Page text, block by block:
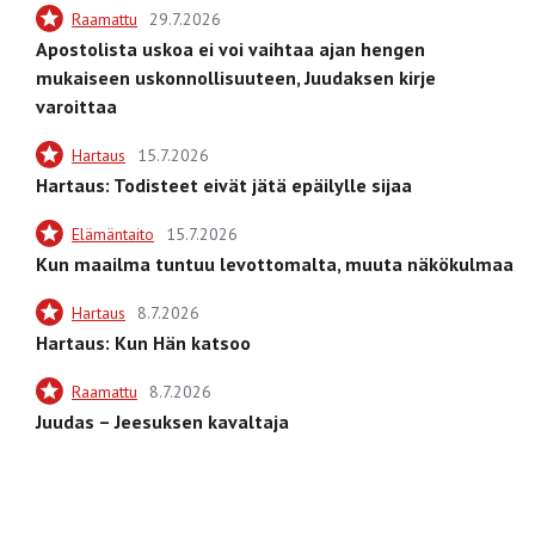
Raamattu 29.7.2026
Apostolista uskoa ei voi vaihtaa ajan hengen
mukaiseen uskonnollisuuteen, Juudaksen kirje
varoittaa
Hartaus 15.7.2026
Hartaus: Todisteet eivät jätä epäilylle sijaa
Elämäntaito 15.7.2026
Kun maailma tuntuu levottomalta, muuta näkökulmaa
Hartaus 8.7.2026
Hartaus: Kun Hän katsoo
Raamattu 8.7.2026
Juudas – Jeesuksen kavaltaja